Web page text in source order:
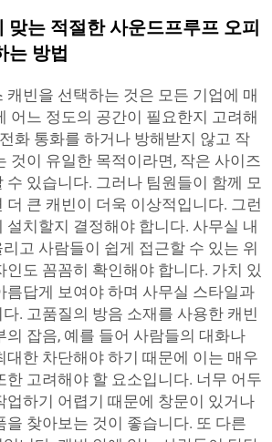
맞는 적절한 사운드프루프 오피
는 방법
캐빈을 선택하는 것은 모든 기업에 매
어느 정도의 공간이 필요한지 고려해
화 통화를 하거나 방해받지 않고 작
것이 유일한 목적이라면, 작은 사이즈
수 있습니다. 그러나 팀원들이 함께 모
더 큰 캐빈이 더욱 이상적입니다. 그런
설치할지 결정해야 합니다. 사무실 내
고 사람들이 쉽게 접근할 수 있는 위
인도 꼼꼼히 확인해야 합니다. 가치 있
름답게 보여야 하며 사무실 스타일과
. 고품질의 방음 소재를 사용한 캐빈
의 잡음, 예를 들어 사람들의 대화나
대한 차단해야 하기 때문에 이는 매우
한 고려해야 할 요소입니다. 너무 어두
업하기 어렵기 때문에 창문이 있거나
을 찾아보는 것이 좋습니다. 또 다른